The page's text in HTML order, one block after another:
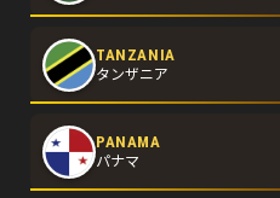
TANZANIA
タンザニア
PANAMA
パナマ